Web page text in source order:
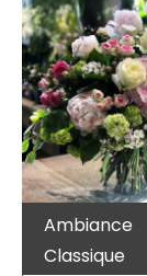
Ambiance
Classique